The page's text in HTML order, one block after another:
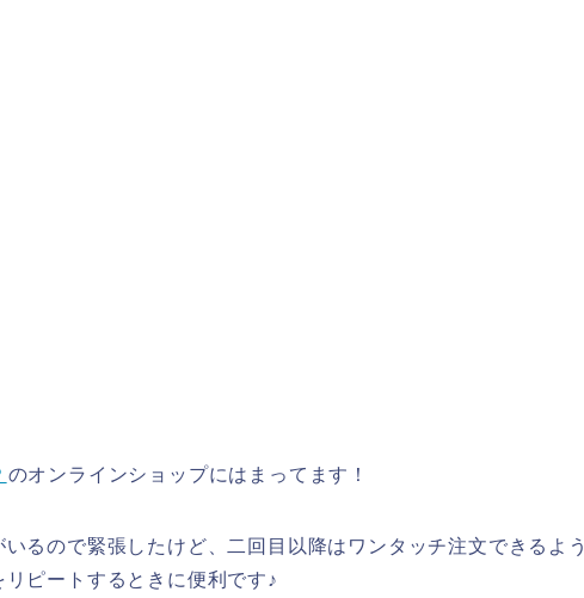
のオンラインショップにはまってます！
るので緊張したけど、二回目以降はワンタッチ注文できるよう
ピートするときに便利です♪